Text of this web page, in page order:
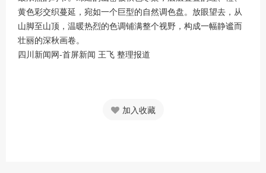
黄色彩交织蔓延，宛如一个巨型的自然调色盘。放眼望去，从
山脚至山顶，温暖热烈的色调铺满整个视野，构成一幅静谧而
壮丽的深秋画卷。
四川新闻网-首屏新闻 王飞 整理报道
加入收藏